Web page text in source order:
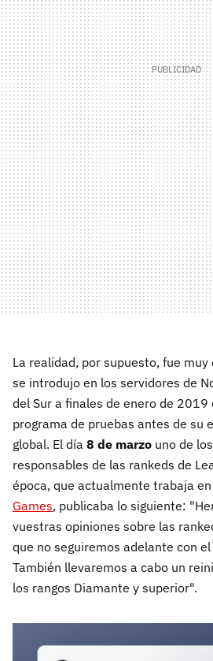
La realidad, por supuesto, fue
se introdujo en los servidores de
del Sur a finales de enero de 2019
programa de pruebas antes de su
global. El día 8 de marzo uno de
responsables de las rankeds de
época, que actualmente trabaja
Games, publicaba lo siguiente:
vuestras opiniones sobre las
que no seguiremos adelante con
También llevaremos a cabo un
los rangos Diamante y superior".